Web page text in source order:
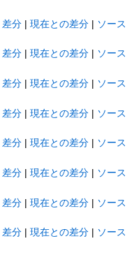
差分 |現在との差分 | ソース
差分 |現在との差分
ソース
差分 |現在との差分
ソース
差分 |現在との差分 | ソース
差分 |現在との差分
ソース
差分 |現在との差分
ソース
差分 |現在との差分 | ソース
差分 |現在との差分
ソース